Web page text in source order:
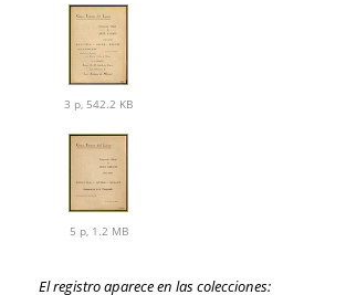
3 p, 542.2 KB
5 p, 1.2 MB
El registro aparece en las colecciones: